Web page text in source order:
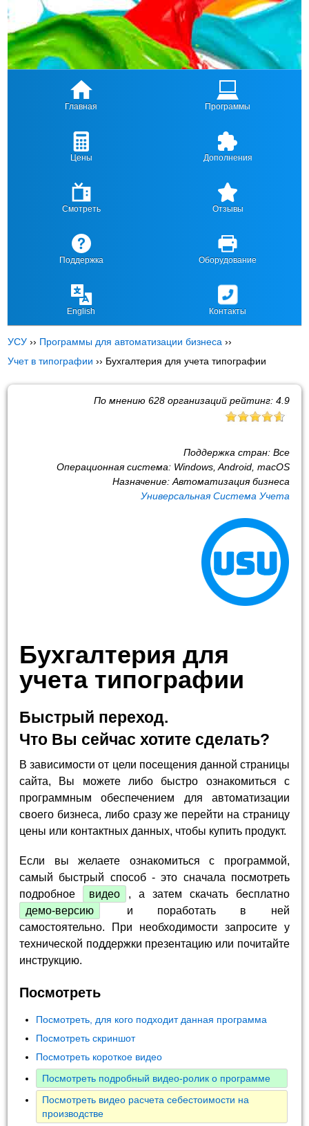
Главная Программы
Цены Дополнения
Смотреть Отзывы
Поддержка Оборудование
English Контакты
УСУ ›› Программы для автоматизации бизнеса ››
Учет в типографии ›› Бухгалтерия для учета типографии
По мнению 628организаций рейтинг: 4.9
Поддержка стран: Все
Операционная система: Windows, Android, macOS
Назначение: Автоматизация бизнеса
Универсальная Система Учета
Бухгалтерия для
учета типографии
Быстрый переход.
Что Вы сейчас хотите сделать?
В зависимости от цели посещения данной страницы
сайта, Вы можете либо быстро ознакомиться с
программным обеспечением для автоматизации
своего бизнеса, либо сразу же перейти на страницу
цены или контактных данных, чтобы купить продукт.
Если вы желаете ознакомиться с программой,
самый быстрый способ - это сначала посмотреть
подробное
видео
, а затем скачать бесплатно
демо-версию
и поработать в ней
самостоятельно. При необходимости запросите у
технической поддержки презентацию или почитайте
инструкцию.
Посмотреть
Посмотреть, для кого подходит данная программа
Посмотреть скриншот
Посмотреть короткое видео
Посмотреть подробный видео-ролик о программе
Посмотреть видео расчета себестоимости на
производстве